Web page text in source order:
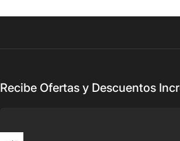
Recibe Ofertas y Descuentos